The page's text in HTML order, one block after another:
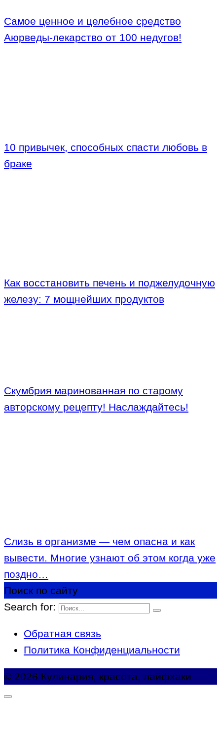
Самое ценное и целебное средство
Аюрведы-лекарство от 100 недугов!
10 привычек, способных спасти любовь в
браке
Как восстановить печень и поджелудочную
железу: 7 мощнейших продуктов
Скумбрия маринованная по старому
авторскому рецепту! Наслаждайтесь!
Слизь в организме — чем опасна и как
вывести. Многие узнают об этом когда уже
поздно…
Поиск по сайту
Search for:
Обратная связь
Политика Конфиденциальности
© 2026 Кулинария, красота, лайфхаки